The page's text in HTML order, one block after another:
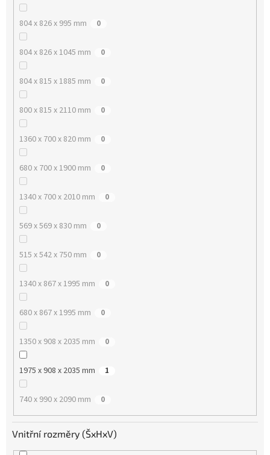
804 x 826 x 995 mm 0
804 x 826 x 1045 mm 0
804 x 815 x 1885 mm 0
800 x 815 x 2110 mm 0
1360 x 700 x 820 mm 0
680 x 700 x 1900 mm 0
1340 x 700 x 2010 mm 0
569 x 569 x 830 mm 0
515 x 542 x 750 mm 0
1340 x 867 x 1995 mm 0
680 x 867 x 1995 mm 0
1350 x 908 x 2035 mm 0
1975 x 908 x 2035 mm 1
740 x 990 x 2090 mm 0
Vnitřní rozměry (ŠxHxV)